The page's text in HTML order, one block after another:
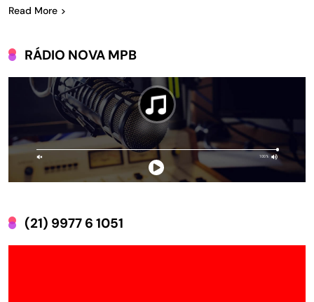
Read More
RÁDIO NOVA MPB
(21) 9977 6 1051